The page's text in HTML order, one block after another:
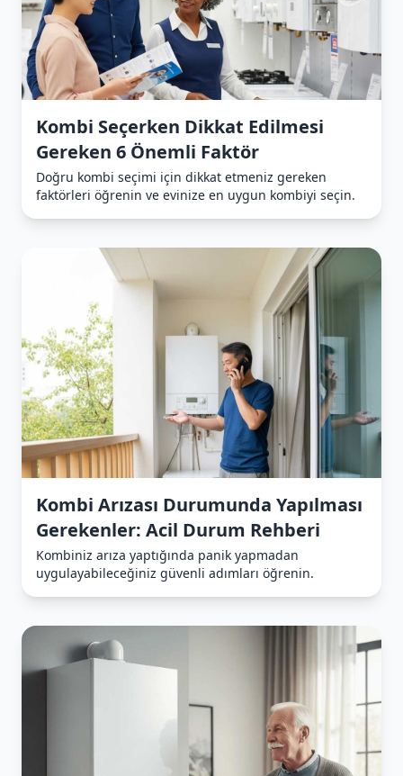
Kombi Seçerken Dikkat Edilmesi
Gereken 6 Önemli Faktör
Doğru kombi seçimi için dikkat etmeniz gereken
faktörleri öğrenin ve evinize en uygun kombiyi seçin.
Kombi Arızası Durumunda Yapılması
Gerekenler: Acil Durum Rehberi
Kombiniz arıza yaptığında panik yapmadan
uygulayabileceğiniz güvenli adımları öğrenin.